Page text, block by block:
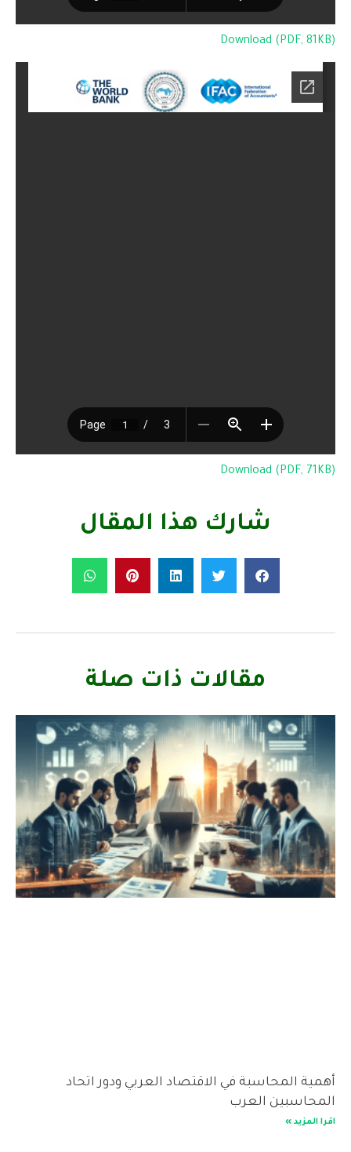
Download (PDF, 81KB)
Download (PDF, 71KB)
شارك هذا المقال
مقالات ذات صلة
أهمية المحاسبة في الاقتصاد العربي ودور اتحاد
المحاسبين العرب
اقرا المزيد »